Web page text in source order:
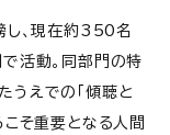
し、現在約350名
活動。同部門の特
うえでの「傾聴と
そ重要となる人間